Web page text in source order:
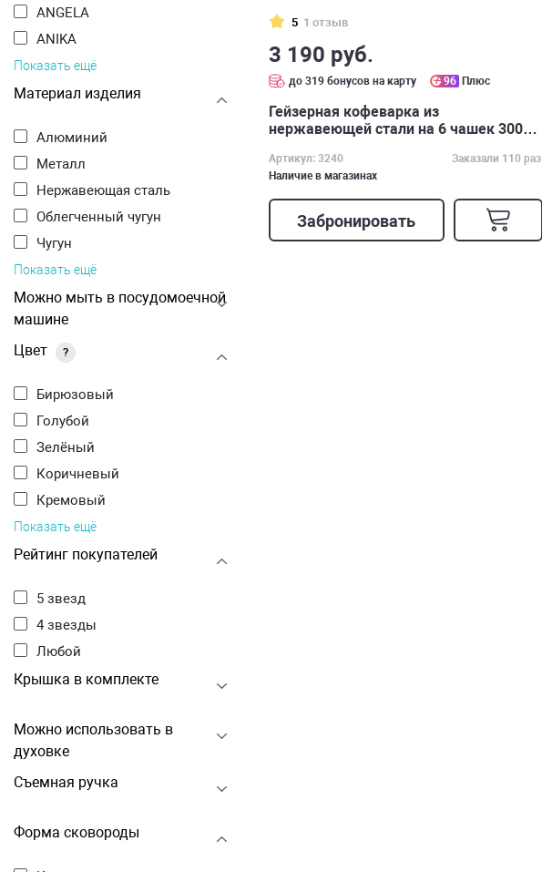
ANGELA
ANIKA
Показать ещё
Материал изделия
Алюминий
Металл
Нержавеющая сталь
Облегченный чугун
Чугун
Показать ещё
Можно мыть в посудомоечной
машине
Цвет
?
Бирюзовый
Голубой
Зелёный
Коричневый
Кремовый
Показать ещё
Рейтинг покупателей
5 звезд
4 звезды
Любой
Крышка в комплекте
Можно использовать в
духовке
Съемная ручка
Форма сковороды
5 1 отзыв
3 190 руб.
до 319 бонусов на карту 96 Плюс
Гейзерная кофеварка из
нержавеющей стали на 6 чашек 300
Артикул: 3240
Заказали 110 раз
Наличие в магазинах
Забронировать